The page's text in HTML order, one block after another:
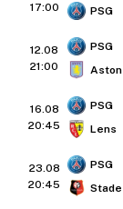
17:00
PSG
12.08
21:00
PSG
16.08
20:45
PSG
Lens
23.08
20:45
PSG